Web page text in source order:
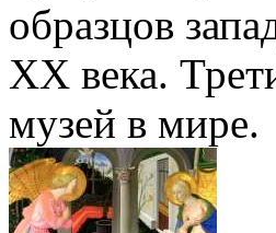
образцов
XX века.
музей в мире.